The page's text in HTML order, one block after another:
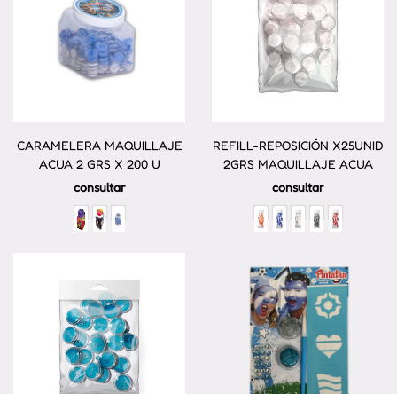
CARAMELERA MAQUILLAJE
ACUA 2 GRS X 200 U
consultar
REFILL-REPOSICIÓN X25UNID
2GRS MAQUILLAJE ACUA
consultar